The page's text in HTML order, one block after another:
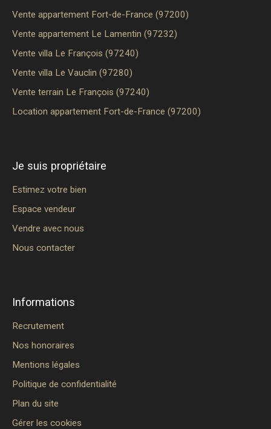
Vente appartement Fort-de-France (97200)
Vente appartement Le Lamentin (97232)
Vente villa Le François (97240)
Vente villa Le Vauclin (97280)
Vente terrain Le François (97240)
Location appartement Fort-de-France (97200)
Je suis propriétaire
Estimez votre bien
Espace vendeur
Vendre avec nous
Nous contacter
Informations
Recrutement
Nos honoraires
Mentions légales
Politique de confidentialité
Plan du site
Gérer les cookies